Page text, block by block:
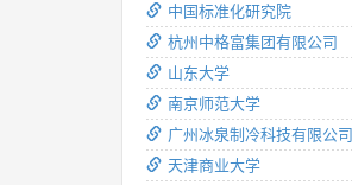
中国标准化研究院
杭州中格富集团有限公司
山东大学
南京师范大学
广州冰泉制冷科技有限公司
天津商业大学